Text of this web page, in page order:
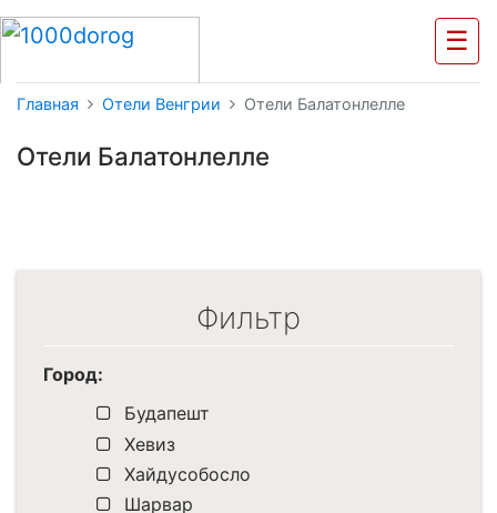
☰
Главная Отели Венгрии Отели Балатонлелле
Отели Балатонлелле
Фильтр
Город:
Будапешт
Хевиз
Хайдусобосло
Шарвар